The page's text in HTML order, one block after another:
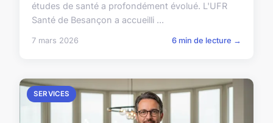
études de santé a profondément évolué. L'UFR
Santé de Besançon a accueilli ...
7 mars 2026 6 min de lecture →
SERVICES